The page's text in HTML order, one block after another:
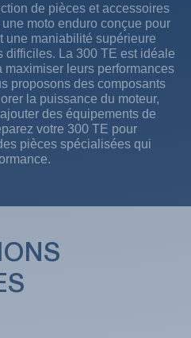
de pièces et accessoires
moto enduro conçue pour
une maniabilité supérieure
La 300 TE est idéale
maximiser leurs performances
proposons des composants
la puissance du moteur,
des équipements de
votre 300 TE pour
pièces spécialisées qui